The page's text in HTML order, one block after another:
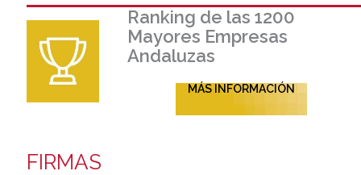
Ranking de las 1200
Mayores Empresas
Andaluzas
MÁS INFORMACIÓN
FIRMAS